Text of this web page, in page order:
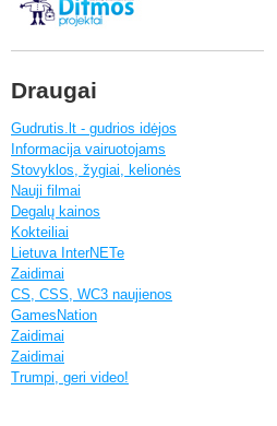
Draugai
Gudrutis.lt - gudrios idėjos
Informacija vairuotojams
Stovyklos, žygiai, kelionės
Nauji filmai
Degalų kainos
Kokteiliai
Lietuva InterNETe
Zaidimai
CS, CSS, WC3 naujienos
GamesNation
Zaidimai
Zaidimai
Trumpi, geri video!